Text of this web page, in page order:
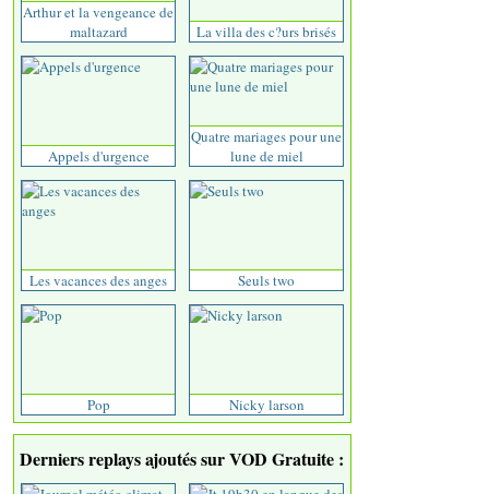
Arthur et la vengeance de
maltazard
La villa des c?urs brisés
Appels d'urgence
Quatre mariages pour une
lune de miel
Les vacances des anges Seuls two
Pop Nicky larson
Derniers replays ajoutés sur VOD Gratuite :